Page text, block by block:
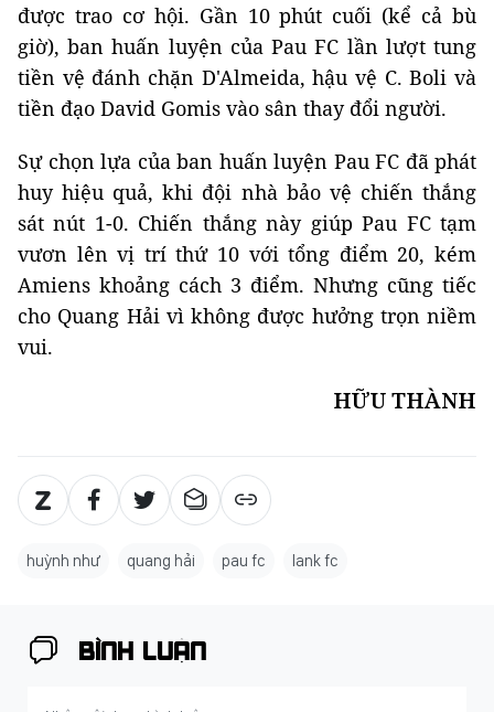
được trao cơ hội. Gần 10 phút cuối (kể cả bù
giờ), ban huấn luyện của Pau FC lần lượt tung
tiền vệ đánh chặn D'Almeida, hậu vệ C. Boli và
tiền đạo David Gomis vào sân thay đổi người.
Sự chọn lựa của ban huấn luyện Pau FC đã phát
huy hiệu quả, khi đội nhà bảo vệ chiến thắng
sát nút 1-0. Chiến thắng này giúp Pau FC tạm
vươn lên vị trí thứ 10 với tổng điểm 20, kém
Amiens khoảng cách 3 điểm. Nhưng cũng tiếc
cho Quang Hải vì không được hưởng trọn niềm
vui.
HỮU THÀNH
huỳnh như quang hải pau fc lank fc
BÌNH LUẬN